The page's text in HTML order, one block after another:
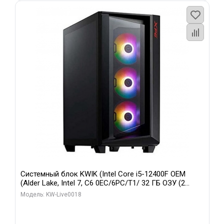
Системный блок KWIK (Intel Core i5-12400F OEM
(Alder Lake, Intel 7, C6 0EC/6PC/T1/ 32 ГБ ОЗУ (2
модуля)/ Ninja Sinotex GTX1660 SUPER 6GB GDDR6
Модель: KW-Live0018